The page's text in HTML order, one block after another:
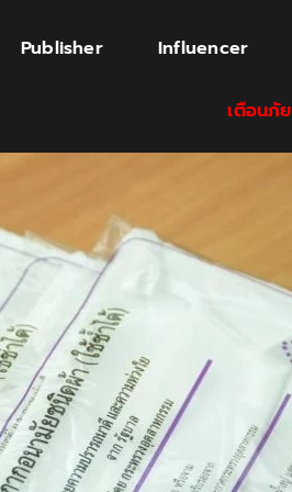
Publisher Influencer
เตือนภัย